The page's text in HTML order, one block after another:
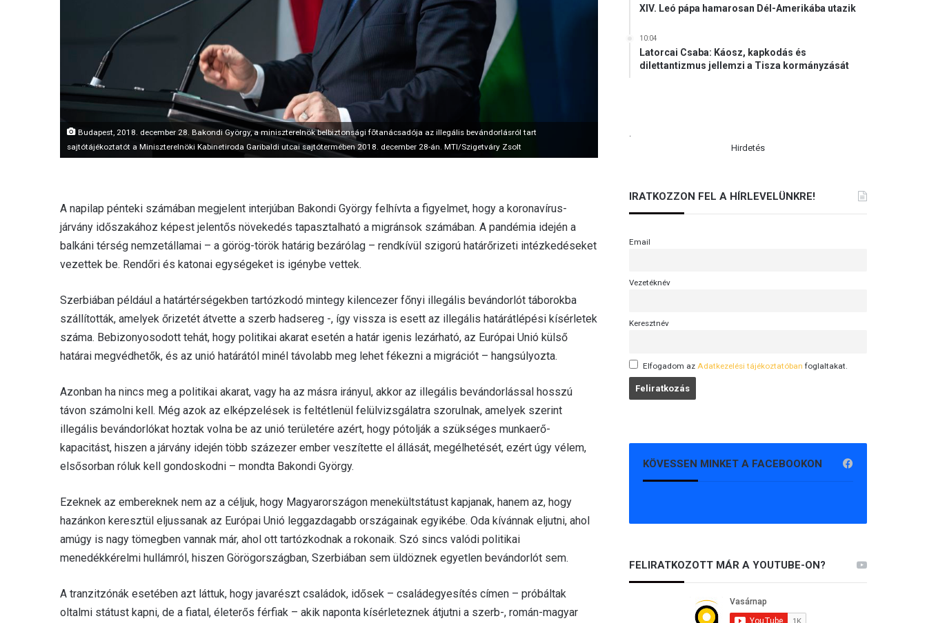
Budapest, 2018. december 28. Bakondi György, a miniszterelnök belbiztonsági fõtanácsadója az illegális bevándorlásról tart
sajtótájékoztatót a Miniszterelnöki Kabinetiroda Garibaldi utcai sajtótermében 2018. december 28-án. MTI/Szigetváry Zsolt
A napilap pénteki számában megjelent interjúban Bakondi György felhívta a figyelmet, hogy a koronavírus-
járvány időszakához képest jelentős növekedés tapasztalható a migránsok számában. A pandémia idején a
balkáni térség nemzetállamai – a görög-török határig bezárólag – rendkívül szigorú határőrizeti intézkedéseket
vezettek be. Rendőri és katonai egységeket is igénybe vettek.
Szerbiában például a határtérségekben tartózkodó mintegy kilencezer főnyi illegális bevándorlót táborokba
szállították, amelyek őrizetét átvette a szerb hadsereg -, így vissza is esett az illegális határátlépési kísérletek
száma. Bebizonyosodott tehát, hogy politikai akarat esetén a határ igenis lezárható, az Európai Unió külső
határai megvédhetők, és az unió határától minél távolabb meg lehet fékezni a migrációt – hangsúlyozta.
Azonban ha nincs meg a politikai akarat, vagy ha az másra irányul, akkor az illegális bevándorlással hosszú
távon számolni kell. Még azok az elképzelések is feltétlenül felülvizsgálatra szorulnak, amelyek szerint
illegális bevándorlókat hoztak volna be az unió területére azért, hogy pótolják a szükséges munkaerő-
kapacitást, hiszen a járvány idején több százezer ember veszítette el állását, megélhetését, ezért úgy vélem,
elsősorban róluk kell gondoskodni – mondta Bakondi György.
Ezeknek az embereknek nem az a céljuk, hogy Magyarországon menekültstátust kapjanak, hanem az, hogy
hazánkon keresztül eljussanak az Európai Unió leggazdagabb országainak egyikébe. Oda kívánnak eljutni, ahol
amúgy is nagy tömegben vannak már, ahol ott tartózkodnak a rokonaik. Szó sincs valódi politikai
menedékkérelmi hullámról, hiszen Görögországban, Szerbiában sem üldöznek egyetlen bevándorlót sem.
A tranzitzónák esetében azt láttuk, hogy javarészt családok, idősek – családegyesítés címen – próbáltak
oltalmi státust kapni, de a fiatal, életerős férfiak – akik naponta kísérleteznek átjutni a szerb-, román-magyar
XIV. Leó pápa hamarosan Dél-Amerikába utazik
10:04
Latorcai Csaba: Káosz, kapkodás és
dilettantizmus jellemzi a Tisza kormányzását
.
Hirdetés
IRATKOZZON FEL A HÍRLEVELÜNKRE!
Email
Vezetéknév
Keresztnév
Elfogadom az Adatkezelési tájékoztatóban foglaltakat.
KÖVESSEN MINKET A FACEBOOKON
FELIRATKOZOTT MÁR A YOUTUBE-ON?